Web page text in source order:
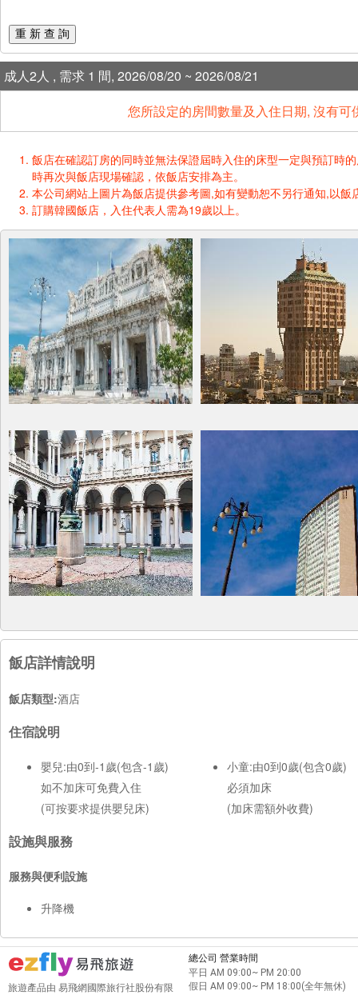
重 新 查 詢
成人2人 , 需求 1 間, 2026/08/20 ~ 2026/08/21
您所設定的房間數量及入住日期, 沒有
飯店在確認訂房的同時並無法保證屆時入住的床型一定與預訂時
時再次與飯店現場確認，依飯店安排為主。
本公司網站上圖片為飯店提供參考圖,如有變動恕不另行通知,以飯
訂購韓國飯店，入住代表人需為19歲以上。
飯店詳情說明
飯店類型:酒店
住宿說明
嬰兒:由0到-1歲(包含-1歲)
如不加床可免費入住
(可按要求提供嬰兒床)
小童:由0到0歲(包含0歲)
必須加床
(加床需額外收費)
設施與服務
服務與便利設施
升降機